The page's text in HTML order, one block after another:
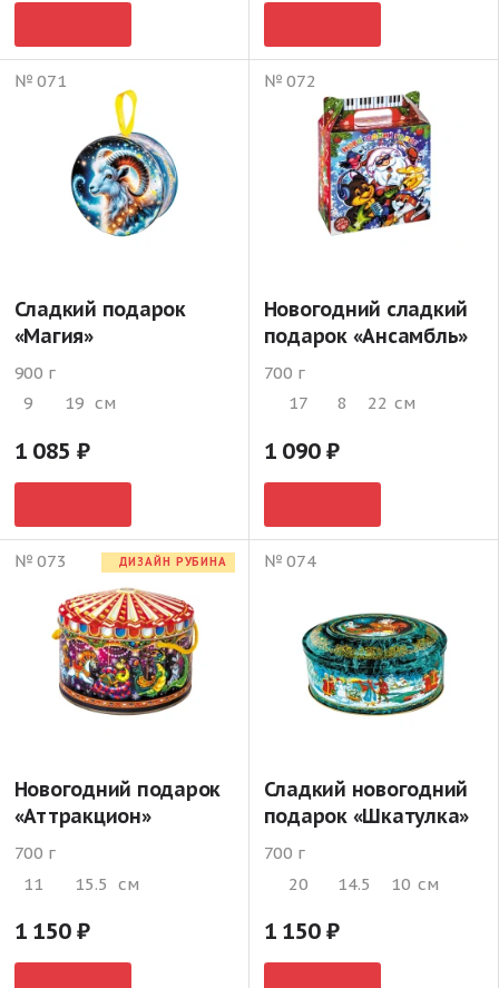
№ 071
Сладкий подарок
«Магия»
900 г
9
19 см
1 085
№ 072
Новогодний сладкий
подарок «Ансамбль»
700 г
17
8 22 см
1 090
№ 073 ДИЗАЙН РУБИНА
Новогодний подарок
«Аттракцион»
700 г
11
15.5 см
1 150
№ 074
Сладкий новогодний
подарок «Шкатулка»
700 г
20
14.5 10 см
1 150